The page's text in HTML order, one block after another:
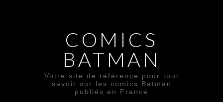
COMICS
BATMAN
Votre site de référence pour tout
savoir sur les comics Batman
publiés en France